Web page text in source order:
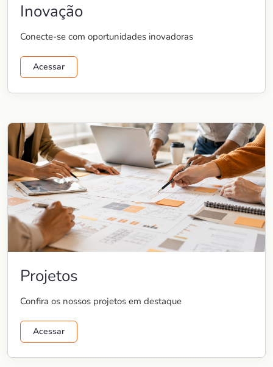
Inovação
Conecte-se com oportunidades inovadoras
Acessar
Projetos
Confira os nossos projetos em destaque
Acessar